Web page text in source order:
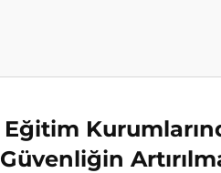
Eğitim
Güvenliğin